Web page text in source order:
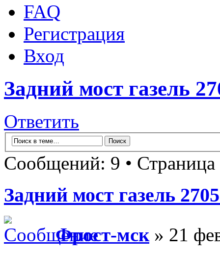
FAQ
Регистрация
Вход
Задний мост газель
Ответить
Сообщений: 9 • Страница
Задний мост газель
Фрост-мск» 21